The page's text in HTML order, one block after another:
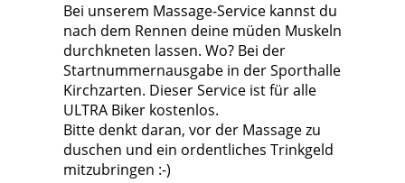
Bei unserem Massage-Service kannst du
nach dem Rennen deine müden Muskeln
durchkneten lassen. Wo? Bei der
Startnummernausgabe in der Sporthalle
Kirchzarten. Dieser Service ist für alle
ULTRA Biker kostenlos.
Bitte denkt daran, vor der Massage zu
duschen und ein ordentliches Trinkgeld
mitzubringen :-)